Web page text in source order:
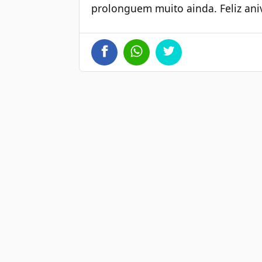
prolonguem muito ainda. Feliz